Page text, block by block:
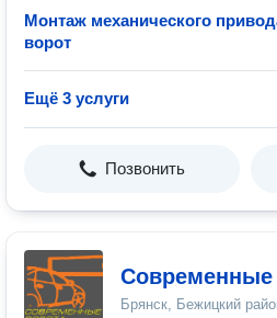
Монтаж механического
ворот
Ещё 3 услуги
Позвонить
Современные
Брянск, Бежицкий